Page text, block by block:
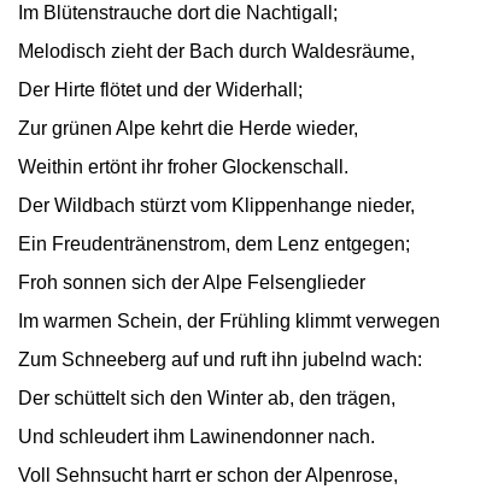
Im Blütenstrauche dort die Nachtigall;
Melodisch zieht der Bach durch Waldesräume,
Der Hirte flötet und der Widerhall;
Zur grünen Alpe kehrt die Herde wieder,
Weithin ertönt ihr froher Glockenschall.
Der Wildbach stürzt vom Klippenhange nieder,
Ein Freudentränenstrom, dem Lenz entgegen;
Froh sonnen sich der Alpe Felsenglieder
Im warmen Schein, der Frühling klimmt verwegen
Zum Schneeberg auf und ruft ihn jubelnd wach:
Der schüttelt sich den Winter ab, den trägen,
Und schleudert ihm Lawinendonner nach.
Voll Sehnsucht harrt er schon der Alpenrose,